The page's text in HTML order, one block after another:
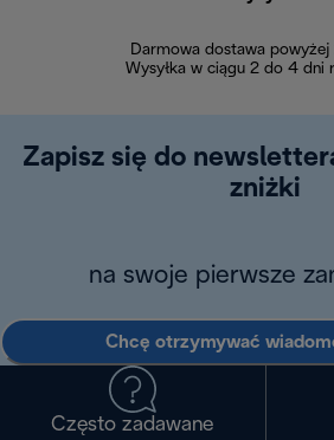
Darmowa dostawa powyżej
Wysyłka w ciągu 2 do 4 dni
Zapisz się do
zniżki
na swoje pierwsze
Chcę otrzymywać
Często zadawane